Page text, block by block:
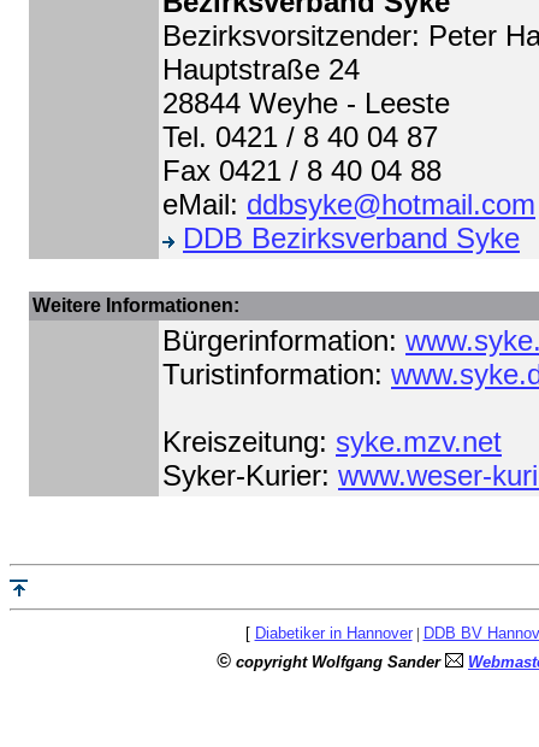
Bezirksvorsitzender: Peter
Hauptstraße 24
28844 Weyhe - Leeste
Tel. 0421 / 8 40 04 87
Fax 0421 / 8 40 04 88
eMail: ddbsyke@hotmail.com
DDB Bezirksverband Syke
Weitere Informationen:
Bürgerinformation:
Turistinformation:
Kreiszeitung: syke.mzv.net
Syker-Kurier: www.weser-
[ Diabetiker in Hannover| DDB BV
© copyright Wolfgang Sander